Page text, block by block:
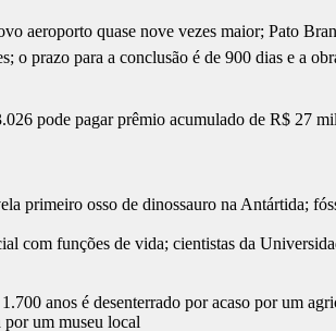
aeroporto quase nove vezes maior; Pato
o prazo para a conclusão é de 900 dias e a
pode pagar prêmio acumulado de R$ 27
primeiro osso de dinossauro na Antártida;
com funções de vida; cientistas da
anos é desenterrado por acaso por um
por um museu local